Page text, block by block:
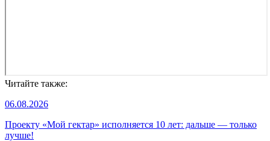
Читайте также:
06.08.2026
Проекту «Мой гектар» исполняется 10 лет: дальше — только
лучше!